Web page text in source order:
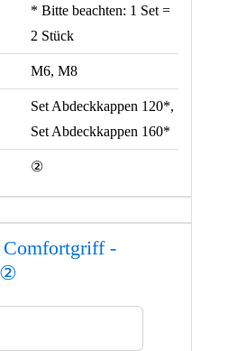
* Bitte beachten: 1 Set =
2 Stück
M6, M8
Set Abdeckkappen 120*,
Set Abdeckkappen 160*
②
Comfortgriff -
②